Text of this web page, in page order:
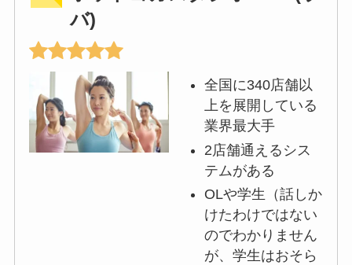
バ)
全国に340店舗以
上を展開している
業界最大手
2店舗通えるシス
テムがある
OLや学生（話しか
けたわけではない
のでわかりません
が、学生はおそら